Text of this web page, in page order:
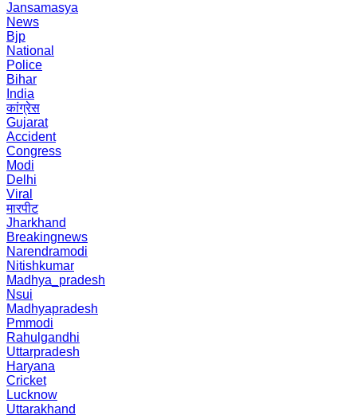
Jansamasya
News
Bjp
National
Police
Bihar
India
कांग्रेस
Gujarat
Accident
Congress
Modi
Delhi
Viral
मारपीट
Jharkhand
Breakingnews
Narendramodi
Nitishkumar
Madhya_pradesh
Nsui
Madhyapradesh
Pmmodi
Rahulgandhi
Uttarpradesh
Haryana
Cricket
Lucknow
Uttarakhand